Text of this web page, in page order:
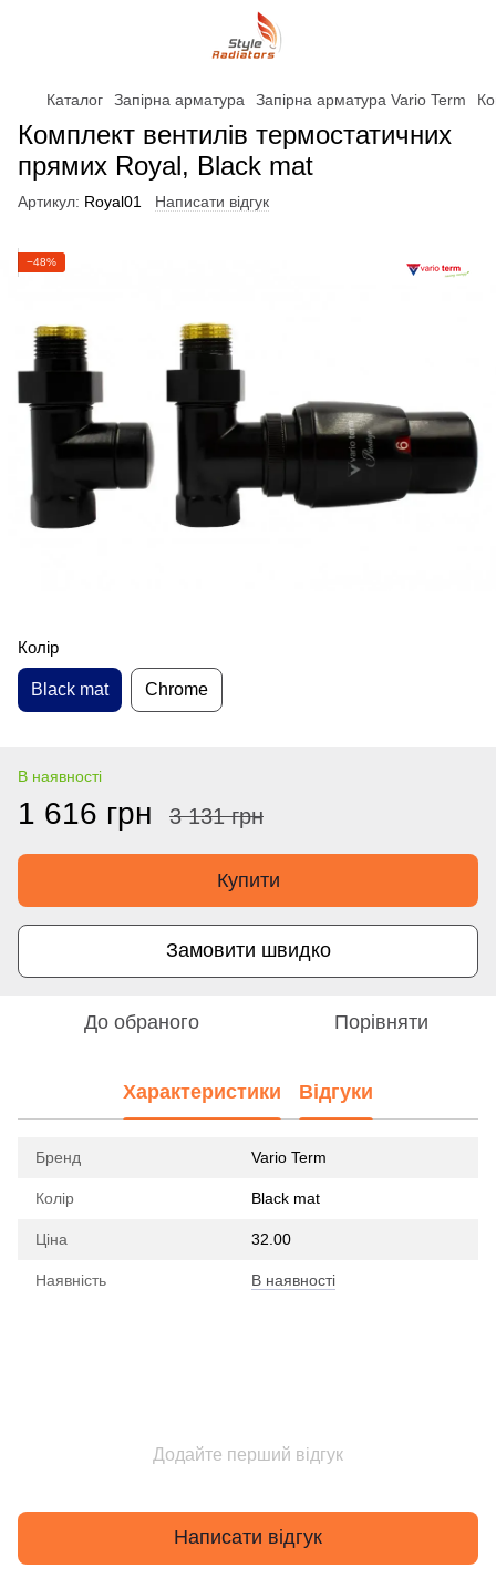
Каталог Запірна арматура Запірна арматура Vario Term
Комплект вентилів термостатичних
прямих Royal, Black mat
Артикул: Royal01 Написати відгук
−48%
Колір
Black mat Chrome
В наявності
1 616 грн 3 131 грн
Купити
Замовити швидко
До обраного Порівняти
Характеристики Відгуки
Бренд Vario Term
Колір Black mat
Ціна 32.00
Наявність В наявності
Додайте перший відгук
Написати відгук